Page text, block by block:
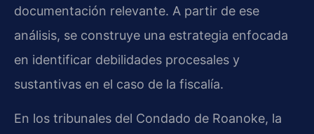
documentación relevante. A partir de ese
análisis, se construye una estrategia enfocada
en identificar debilidades procesales y
sustantivas en el caso de la fiscalía.
En los tribunales del Condado de Roanoke, la